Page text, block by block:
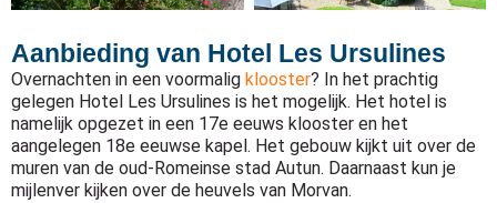
Aanbieding van Hotel Les Ursulines
Overnachten in een voormalig klooster? In het prachtig
gelegen Hotel Les Ursulines is het mogelijk. Het hotel is
namelijk opgezet in een 17e eeuws klooster en het
aangelegen 18e eeuwse kapel. Het gebouw kijkt uit over de
muren van de oud-Romeinse stad Autun. Daarnaast kun je
mijlenver kijken over de heuvels van Morvan.